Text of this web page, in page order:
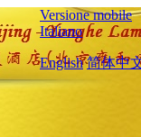
Versione mobile
Italiano
English 简体中